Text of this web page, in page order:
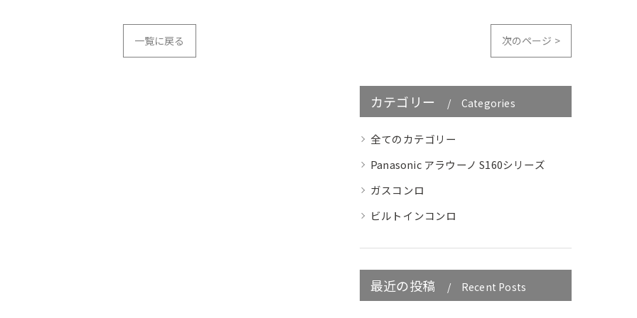
一覧に戻る 次のページ >
カテゴリー Categories
全てのカテゴリー
Panasonic アラウーノ S160シリーズ
ガスコンロ
ビルトインコンロ
最近の投稿 Recent Posts